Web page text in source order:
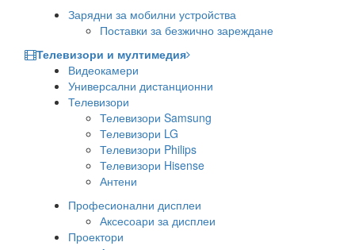
Зарядни за мобилни устройства
Поставки за безжично зареждане
Телевизори и мултимедия
Видеокамери
Универсални дистанционни
Телевизори
Телевизори Samsung
Телевизори LG
Телевизори Philips
Телевизори Hisense
Антени
Професионални дисплеи
Аксесоари за дисплеи
Проектори